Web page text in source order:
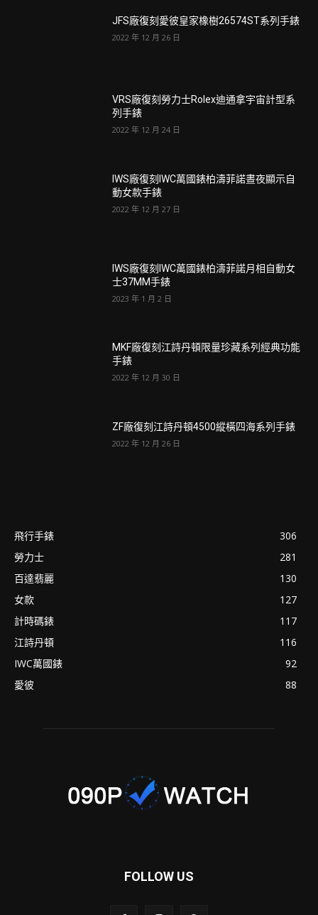
JFS廠復刻愛彼皇家橡樹26574ST系列手錶
2022 年 12 月 26 日
VRS廠復刻勞力士Rolex迪通拿宇宙計型系
列手錶
2022 年 12 月 24 日
IWS廠復刻IWC萬國錶柏濤菲諾晝夜顯示自
動女款手錶
2022 年 12 月 27 日
IWS廠復刻IWC萬國錶柏濤菲諾月相自動女
士37MM手錶
2023 年 1 月 2 日
MKF廠復刻江詩丹頓限量珍藏系列經典功能
手錶
2022 年 12 月 30 日
ZF廠復刻江詩丹頓4500縱橫四海系列手錶
2022 年 12 月 26 日
飛行手錶
306
勞力士
281
百達翡麗
130
女款
127
計時碼錶
117
江詩丹頓
116
IWC萬國錶
92
愛彼
88
FOLLOW US